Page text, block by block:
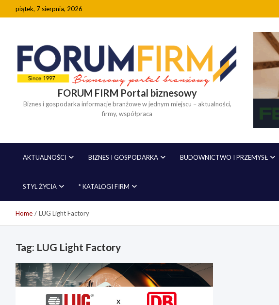
piątek, 7 sierpnia, 2026
FORUM FIRM Portal biznesowy
Biznes i gospodarka informacje branżowe w jednym miejscu – aktualności,
firmy, współpraca
AKTUALNOŚCI BIZNES I GOSPODARKA BUDOWNICTWO I PRZEMYSŁ
STYL ŻYCIA * KATALOGI FIRM
Home LUG Light Factory
Tag: LUG Light Factory